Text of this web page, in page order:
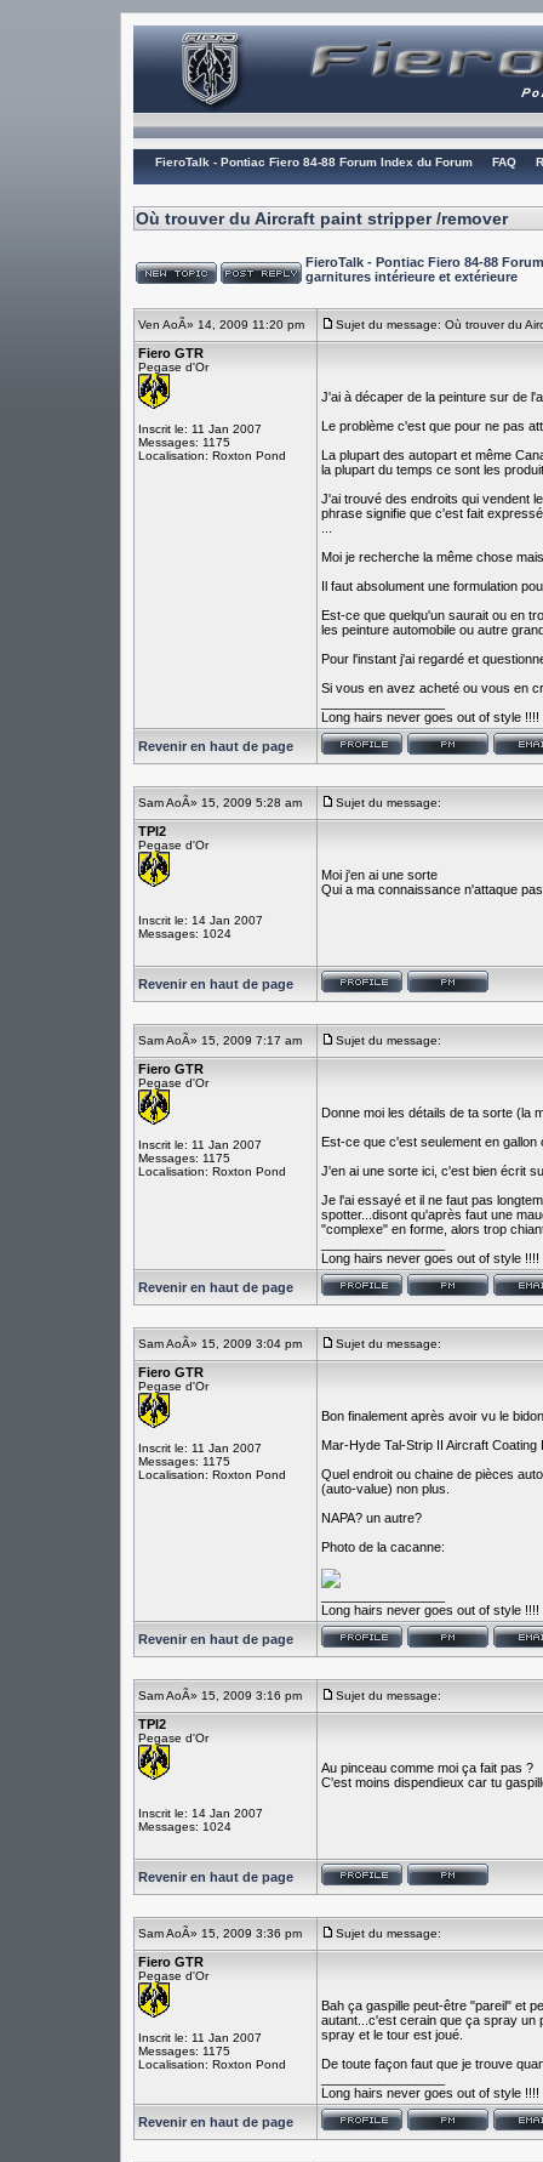
FieroTalk - Pontiac Fiero 84-88 Forum Index du Forum FAQ
Où trouver du Aircraft paint stripper /remover
FieroTalk - Pontiac Fiero 84-88
garnitures intérieure et extérieure
Ven AoÃ» 14, 2009 11:20 pm Sujet du message: Où trouver du
Fiero GTR
Pegase d'Or
Inscrit le: 11 Jan 2007
Messages: 1175
Localisation: Roxton Pond
J'ai à décaper de la peinture sur de
Le problème c'est que pour ne pas
La plupart des autopart et même
la plupart du temps ce sont les
J'ai trouvé des endroits qui vendent
phrase signifie que c'est fait
Moi je recherche la même chose
Il faut absolument une formulation
Est-ce que quelqu'un saurait ou en
les peinture automobile ou autre
Pour l'instant j'ai regardé et
Si vous en avez acheté ou vous en
Long hairs never goes out of style
Revenir en haut de page
Sam AoÃ» 15, 2009 5:28 am Sujet du message:
TPI2
Pegase d'Or
Inscrit le: 14 Jan 2007
Messages: 1024
Moi j'en ai une sorte
Qui a ma connaissance n'attaque
Revenir en haut de page
Sam AoÃ» 15, 2009 7:17 am Sujet du message:
Fiero GTR
Pegase d'Or
Inscrit le: 11 Jan 2007
Messages: 1175
Localisation: Roxton Pond
Donne moi les détails de ta sorte (la
Est-ce que c'est seulement en gallon
J'en ai une sorte ici, c'est bien écrit
Je l'ai essayé et il ne faut pas
spotter...disont qu'après faut une
"complexe" en forme, alors trop
Long hairs never goes out of style
Revenir en haut de page
Sam AoÃ» 15, 2009 3:04 pm Sujet du message:
Fiero GTR
Pegase d'Or
Inscrit le: 11 Jan 2007
Messages: 1175
Localisation: Roxton Pond
Bon finalement après avoir vu le
Mar-Hyde Tal-Strip II Aircraft Coating
Quel endroit ou chaine de pièces
(auto-value) non plus.
NAPA? un autre?
Photo de la cacanne:
Long hairs never goes out of style
Revenir en haut de page
Sam AoÃ» 15, 2009 3:16 pm Sujet du message:
TPI2
Pegase d'Or
Inscrit le: 14 Jan 2007
Messages: 1024
Au pinceau comme moi ça fait pas ?
C'est moins dispendieux car tu
Revenir en haut de page
Sam AoÃ» 15, 2009 3:36 pm Sujet du message:
Fiero GTR
Pegase d'Or
Inscrit le: 11 Jan 2007
Messages: 1175
Localisation: Roxton Pond
Bah ça gaspille peut-être "pareil" et
autant...c'est cerain que ça spray un
spray et le tour est joué.
De toute façon faut que je trouve
Long hairs never goes out of style
Revenir en haut de page